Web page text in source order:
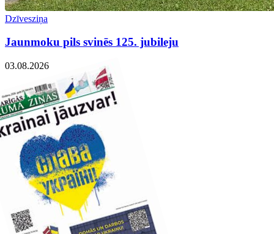
Dzīvesziņa
Jaunmoku pils svinēs 125. jubileju
03.08.2026